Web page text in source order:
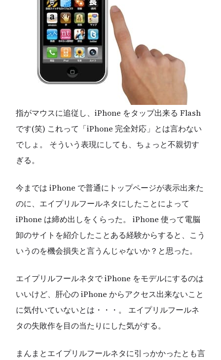
指がマウスに追従し、iPhone をタップ出来る Flash
です(笑) これって「iPhone 完全対応」とは言わない
でしょ。 そういう表現にしても、ちょっと不親切す
ぎる。
今までは iPhone で普通にトップページが表示出来た
のに、エイプリルフールネタにしたことによって
iPhone は締め出しをくらった。 iPhone 使って電脳
卸のサイトを紹介したことある経験からすると、こう
いうのを機会損失と言うんじゃないか？と思った。
エイプリルフールネタで iPhone をモデルにするのは
いいけど、肝心の iPhone からアクセス出来ないこと
に気付いていないとは・・・。 エイプリルフールネ
タの失敗作を目の当たりにした気がする。
まんまとエイプリルフールネタに引っかかったとも言